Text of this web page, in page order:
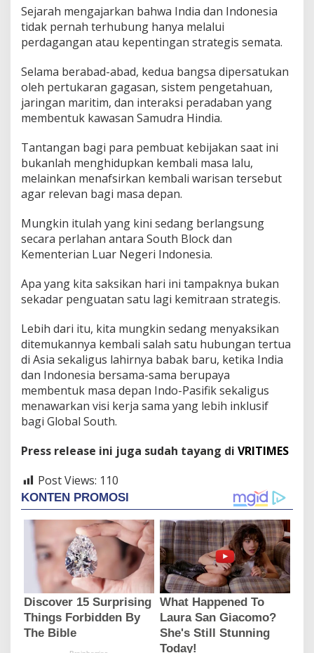
Sejarah mengajarkan bahwa India dan Indonesia
tidak pernah terhubung hanya melalui
perdagangan atau kepentingan strategis semata.
Selama berabad-abad, kedua bangsa dipersatukan
oleh pertukaran gagasan, sistem pengetahuan,
jaringan maritim, dan interaksi peradaban yang
membentuk kawasan Samudra Hindia.
Tantangan bagi para pembuat kebijakan saat ini
bukanlah menghidupkan kembali masa lalu,
melainkan menafsirkan kembali warisan tersebut
agar relevan bagi masa depan.
Mungkin itulah yang kini sedang berlangsung
secara perlahan antara South Block dan
Kementerian Luar Negeri Indonesia.
Apa yang kita saksikan hari ini tampaknya bukan
sekadar penguatan satu lagi kemitraan strategis.
Lebih dari itu, kita mungkin sedang menyaksikan
ditemukannya kembali salah satu hubungan tertua
di Asia sekaligus lahirnya babak baru, ketika India
dan Indonesia bersama-sama berupaya
membentuk masa depan Indo-Pasifik sekaligus
menawarkan visi kerja sama yang lebih inklusif
bagi Global South.
Press release ini juga sudah tayang di VRITIMES
Post Views: 110